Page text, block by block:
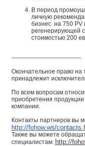
В период
личную
бизнес на 750 PV
регенерирующей
стоимостью 200
-----------------------------------
Окончательное право на
принадлежит
По всем вопросам
приобретения
компании.
Контакты партнеров вы
http://fohow.ws/
Также вы можете
специалистам: http://